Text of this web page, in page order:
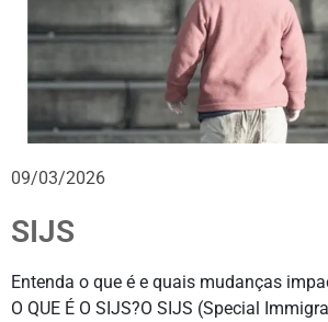
09/03/2026
SIJS
Entenda o que é e quais mudanças
O QUE É O SIJS?O SIJS (Special